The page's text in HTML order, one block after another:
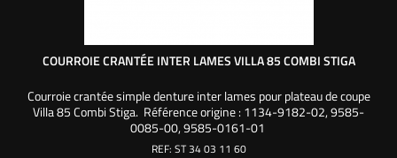
COURROIE CRANTÉE INTER LAMES VILLA 85 COMBI STIGA
Courroie crantée simple denture inter lames pour plateau de coupe
Villa 85 Combi Stiga. Référence origine : 1134-9182-02, 9585-
0085-00, 9585-0161-01
REF: ST 34 03 11 60